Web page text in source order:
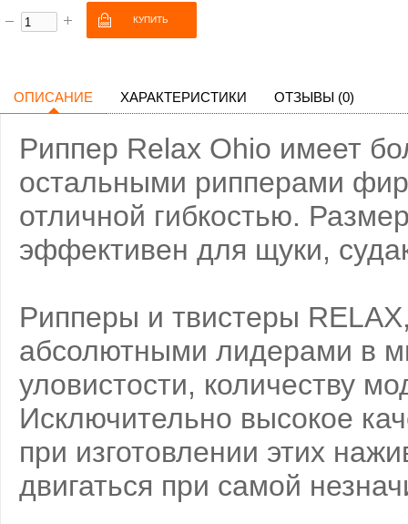
ОПИСАНИЕ ХАРАКТЕРИСТИКИ ОТЗЫВЫ (0)
Риппер Relax Ohio имеет
остальными рипперами
отличной гибкостью.
эффективен для щуки,
Рипперы и твистеры
абсолютными лидерами в
уловистости, количеству
Исключительно высокое
при изготовлении этих
двигаться при самой